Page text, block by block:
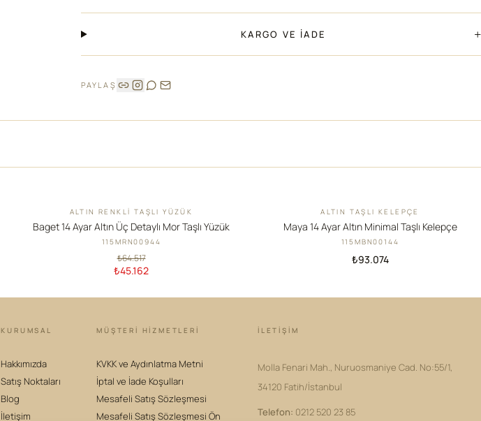
KARGO VE İADE +
PAYLAŞ
ALTIN RENKLI TAŞLI YÜZÜK
Baget 14 Ayar Altın Üç Detaylı Mor Taşlı Yüzük
115MRN00944
₺64.517
₺45.162
ALTIN TAŞLI KELEPÇE
Maya 14 Ayar Altın Minimal Taşlı Kelepçe
115MBN00144
₺93.074
KURUMSAL
Hakkımızda
Satış Noktaları
Blog
İletişim
MÜŞTERİ HİZMETLERİ
KVKK ve Aydınlatma Metni
İptal ve İade Koşulları
Mesafeli Satış Sözleşmesi
Mesafeli Satış Sözleşmesi Ön
İLETIŞIM
Molla Fenari Mah., Nuruosmaniye Cad. No:55/1,
34120 Fatih/İstanbul
Telefon: 0212 520 23 85